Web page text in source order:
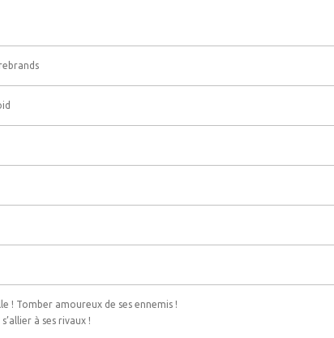
! Tomber amoureux de ses ennemis !
à ses rivaux !